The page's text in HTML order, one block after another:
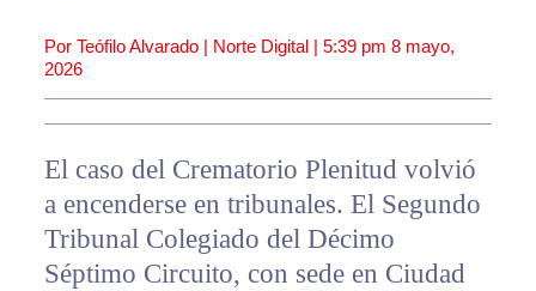
Por Teófilo Alvarado | Norte Digital | 5:39 pm 8 mayo,
2026
El caso del Crematorio Plenitud volvió
a encenderse en tribunales. El Segundo
Tribunal Colegiado del Décimo
Séptimo Circuito, con sede en Ciudad